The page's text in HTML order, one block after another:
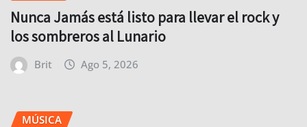
Nunca Jamás está listo para llevar el rock y
los sombreros al Lunario
Brit Ago 5, 2026
MÚSICA